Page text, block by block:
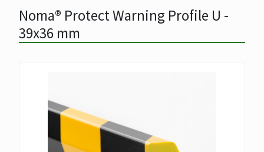
Noma® Protect Warning Profile U -
39x36 mm